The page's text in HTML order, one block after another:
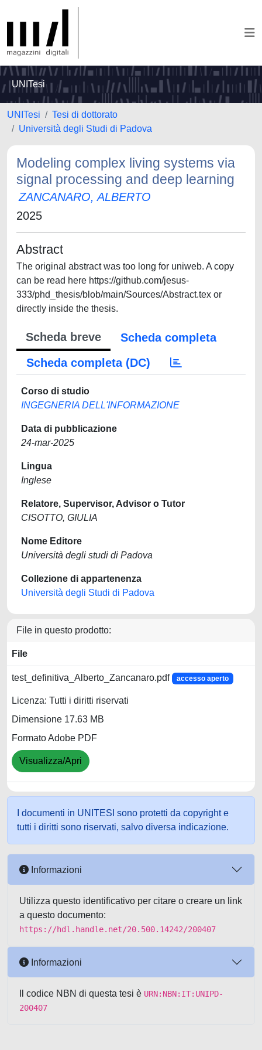
UNITesi
UNITesi
Tesi di dottorato
Università degli Studi di Padova
Modeling complex living systems via
signal processing and deep learning
ZANCANARO, ALBERTO
2025
Abstract
The original abstract was too long for uniweb. A copy
can be read here https://github.com/jesus-
333/phd_thesis/blob/main/Sources/Abstract.tex or
directly inside the thesis.
Scheda breve
Scheda completa
Scheda completa (DC)
Corso di studio
INGEGNERIA DELL'INFORMAZIONE
Data di pubblicazione
24-mar-2025
Lingua
Inglese
Relatore, Supervisor, Advisor o Tutor
CISOTTO, GIULIA
Nome Editore
Università degli studi di Padova
Collezione di appartenenza
Università degli Studi di Padova
File in questo prodotto:
File
test_definitiva_Alberto_Zancanaro.pdf accesso aperto
Licenza: Tutti i diritti riservati
Dimensione 17.63 MB
Formato Adobe PDF
Visualizza/Apri
I documenti in UNITESI sono protetti da copyright e
tutti i diritti sono riservati, salvo diversa indicazione.
Informazioni
Utilizza questo identificativo per citare o creare un link
a questo documento:
https://hdl.handle.net/20.500.14242/200407
Informazioni
Il codice NBN di questa tesi è URN:NBN:IT:UNIPD-
200407